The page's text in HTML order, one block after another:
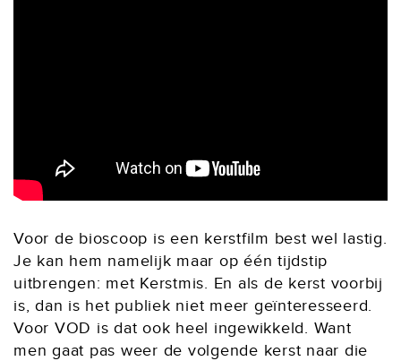
Voor de bioscoop is een kerstfilm best wel lastig.
Je kan hem namelijk maar op één tijdstip
uitbrengen: met Kerstmis. En als de kerst voorbij
is, dan is het publiek niet meer geïnteresseerd.
Voor VOD is dat ook heel ingewikkeld. Want
men gaat pas weer de volgende kerst naar die